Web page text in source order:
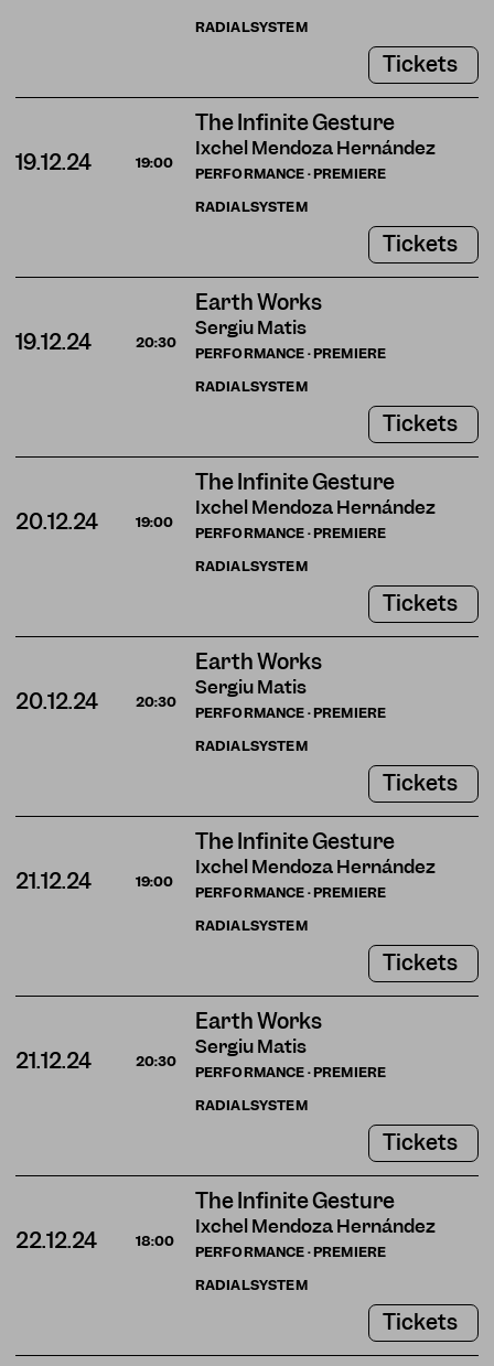
RADIALSYSTEM
Tickets
The Infinite Gesture
Ixchel Mendoza Hernández
PERFORMANCE · PREMIERE
19.12.24 19:00
RADIALSYSTEM
Tickets
Earth Works
Sergiu Matis
PERFORMANCE · PREMIERE
19.12.24 20:30
RADIALSYSTEM
Tickets
The Infinite Gesture
Ixchel Mendoza Hernández
PERFORMANCE · PREMIERE
20.12.24 19:00
RADIALSYSTEM
Tickets
Earth Works
Sergiu Matis
PERFORMANCE · PREMIERE
20.12.24 20:30
RADIALSYSTEM
Tickets
The Infinite Gesture
Ixchel Mendoza Hernández
PERFORMANCE · PREMIERE
21.12.24 19:00
RADIALSYSTEM
Tickets
Earth Works
Sergiu Matis
PERFORMANCE · PREMIERE
21.12.24 20:30
RADIALSYSTEM
Tickets
The Infinite Gesture
Ixchel Mendoza Hernández
PERFORMANCE · PREMIERE
22.12.24 18:00
RADIALSYSTEM
Tickets